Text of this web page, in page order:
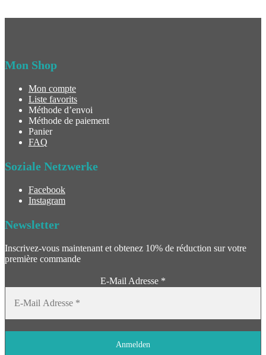
Mon Shop
Mon compte
Liste favorits
Méthode d’envoi
Méthode de paiement
Panier
FAQ
Soziale Netzwerke
Facebook
Instagram
Newsletter
Inscrivez-vous maintenant et obtenez 10% de réduction sur votre
première commande
E-Mail Adresse *